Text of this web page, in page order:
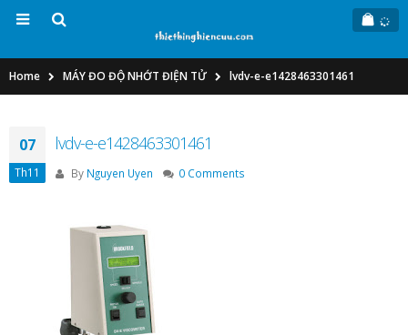
Home MÁY ĐO ĐỘ NHỚT ĐIỆN TỬ lvdv-e-e1428463301461
07
Th11
lvdv-e-e1428463301461
By Nguyen Uyen 0 Comments